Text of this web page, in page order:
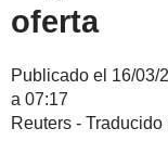
oferta
Publicado el 16/03/
a 07:17
Reuters -